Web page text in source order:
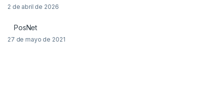
2 de abril de 2026
PosNet
27 de mayo de 2021